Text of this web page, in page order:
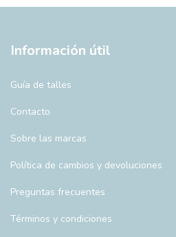
Información útil
Guía de talles
Contacto
Sobre las marcas
Política de cambios y devoluciones
Preguntas frecuentes
Términos y condiciones